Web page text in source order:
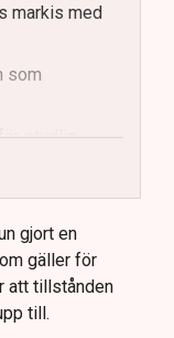
markis med
som
otydlig
för
för
gjort en
gäller för
att tillstånden
till.